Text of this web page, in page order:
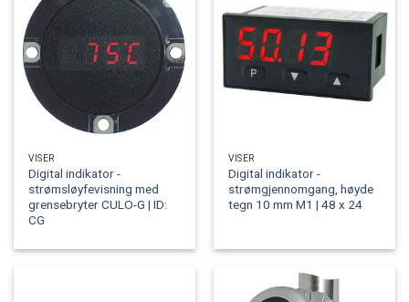
VISER
Digital indikator -
strømsløyfevisning med
grensebryter CULO-G | ID:
CG
VISER
Digital indikator -
strømgjennomgang, høyde
tegn 10 mm M1 | 48 x 24